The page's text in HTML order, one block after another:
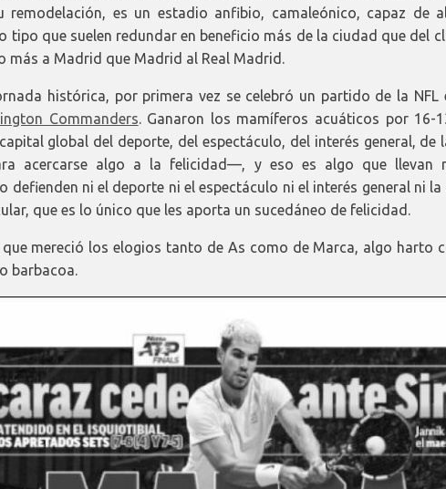
remodelación, es un estadio anfibio, camaleónico, capaz de
tipo que suelen redundar en beneficio más de la ciudad que del
más a Madrid que Madrid al Real Madrid.
histórica, por primera vez se celebró un partido de la NFL
Commanders. Ganaron los mamíferos acuáticos por 16-
global del deporte, del espectáculo, del interés general,
acercarse algo a la felicidad—, y eso es algo que llevan
defienden ni el deporte ni el espectáculo ni el interés general ni
que es lo único que les aporta un sucedáneo de felicidad.
mereció los elogios tanto de As como de Marca, algo harto
barbacoa.